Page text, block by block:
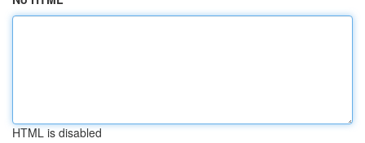
HTML is disabled